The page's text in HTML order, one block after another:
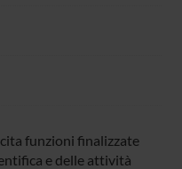
funzioni finalizzate
e delle attività